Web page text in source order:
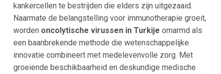
kankercellen te bestrijden die elders zijn uitgezaaid.
Naarmate de belangstelling voor immunotherapie groeit,
worden oncolytische virussen in Turkije omarmd als
een baanbrekende methode die wetenschappelijke
innovatie combineert met medelevenvolle zorg. Met
groeiende beschikbaarheid en deskundige medische